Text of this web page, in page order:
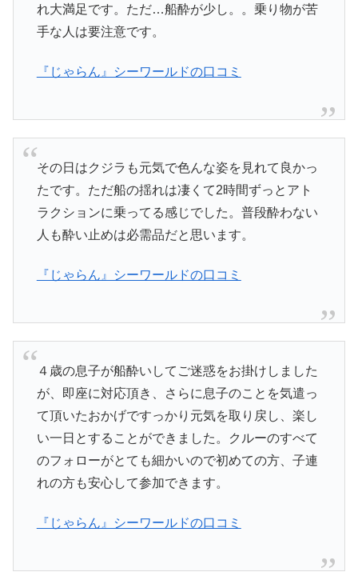
れ大満足です。ただ…船酔が少し。。乗り物が苦
手な人は要注意です。
『じゃらん』シーワールドの口コミ
その日はクジラも元気で色んな姿を見れて良かっ
たです。ただ船の揺れは凄くて2時間ずっとアト
ラクションに乗ってる感じでした。普段酔わない
人も酔い止めは必需品だと思います。
『じゃらん』シーワールドの口コミ
４歳の息子が船酔いしてご迷惑をお掛けしました
が、即座に対応頂き、さらに息子のことを気遣っ
て頂いたおかげですっかり元気を取り戻し、楽し
い一日とすることができました。クルーのすべて
のフォローがとても細かいので初めての方、子連
れの方も安心して参加できます。
『じゃらん』シーワールドの口コミ